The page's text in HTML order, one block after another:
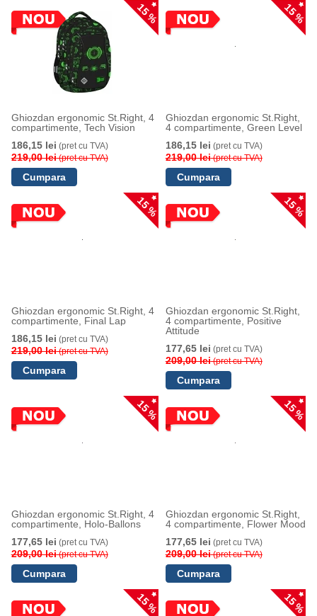
15 %
Ghiozdan ergonomic St.Right, 4
compartimente, Tech Vision
186,15 lei (pret cu TVA)
219,00 lei(pret cu TVA)
15 %
Ghiozdan ergonomic St.Right,
4 compartimente, Green Level
186,15 lei (pret cu TVA)
219,00 lei(pret cu TVA)
15 %
Ghiozdan ergonomic St.Right, 4
compartimente, Final Lap
186,15 lei (pret cu TVA)
219,00 lei(pret cu TVA)
15 %
Ghiozdan ergonomic St.Right,
4 compartimente, Positive
Attitude
177,65 lei (pret cu TVA)
209,00 lei(pret cu TVA)
15 %
Ghiozdan ergonomic St.Right, 4
compartimente, Holo-Ballons
177,65 lei (pret cu TVA)
209,00 lei(pret cu TVA)
15 %
Ghiozdan ergonomic St.Right,
4 compartimente, Flower Mood
177,65 lei (pret cu TVA)
209,00 lei(pret cu TVA)
15 % 15 %